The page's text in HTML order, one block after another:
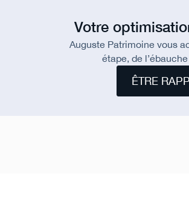
Votre
Auguste Patrimoine vous
étape, de
ÊTRE